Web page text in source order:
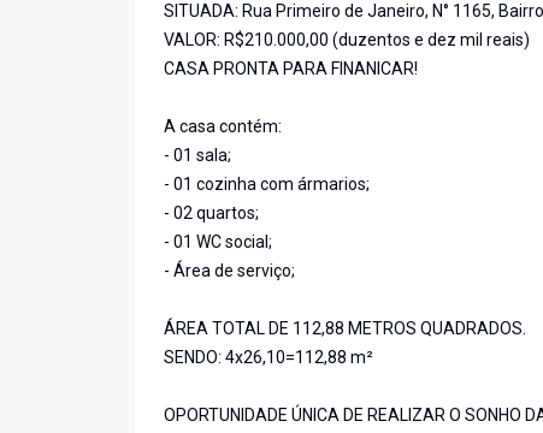
SITUADA: Rua Primeiro de Janeiro, N° 1165,
VALOR: R$210.000,00 (duzentos e dez mil reais)
CASA PRONTA PARA FINANICAR!
A casa contém:
- 01 sala;
- 01 cozinha com ármarios;
- 02 quartos;
- 01 WC social;
- Área de serviço;
ÁREA TOTAL DE 112,88 METROS QUADRADOS.
SENDO: 4x26,10=112,88 m²
OPORTUNIDADE ÚNICA DE REALIZAR O SONHO